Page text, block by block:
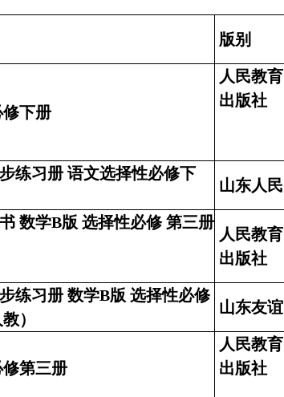
版别
下册
人民教育
出版社
练习册 语文选择性必修下
山东人民
数学B版 选择性必修 第三册
人民教育
出版社
练习册 数学B版 选择性必修
）
山东友谊
第三册
人民教育
出版社